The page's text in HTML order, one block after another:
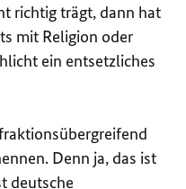
richtig trägt, dann hat
mit Religion oder
ein entsetzliches
Denn ja, das ist
deutsche